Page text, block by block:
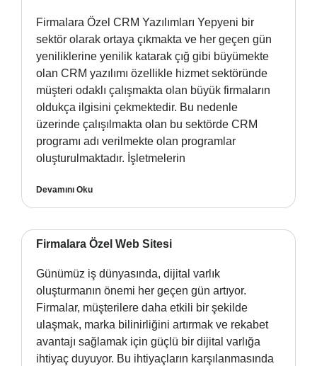
Firmalara Özel CRM Yazılımları Yepyeni bir
sektör olarak ortaya çıkmakta ve her geçen gün
yeniliklerine yenilik katarak çığ gibi büyümekte
olan CRM yazılımı özellikle hizmet sektöründe
müşteri odaklı çalışmakta olan büyük firmaların
oldukça ilgisini çekmektedir. Bu nedenle
üzerinde çalışılmakta olan bu sektörde CRM
programı adı verilmekte olan programlar
oluşturulmaktadır. İşletmelerin
Devamını Oku
Firmalara Özel Web Sitesi
Günümüz iş dünyasında, dijital varlık
oluşturmanın önemi her geçen gün artıyor.
Firmalar, müşterilere daha etkili bir şekilde
ulaşmak, marka bilinirliğini artırmak ve rekabet
avantajı sağlamak için güçlü bir dijital varlığa
ihtiyaç duyuyor. Bu ihtiyaçların karşılanmasında